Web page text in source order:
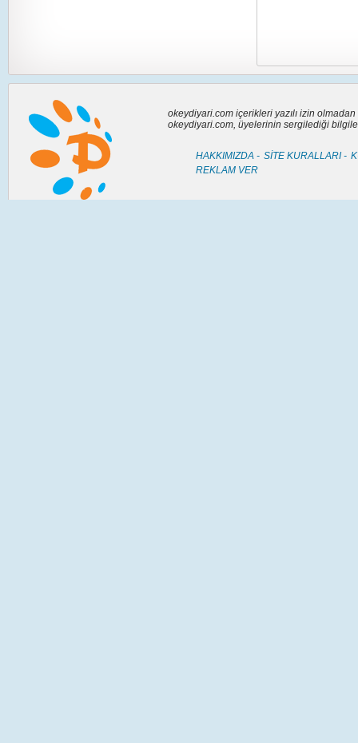
okeydiyari.com içerikleri yazılı izin
okeydiyari.com, üyelerinin sergilediği
HAKKIMIZDA - SİTE KURALLARI -
REKLAM VER